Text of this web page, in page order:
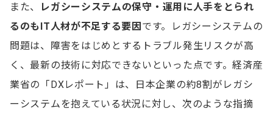
デメリット
IT人材の確保に関するよくある質問
Q.なぜIT人材は不足している？
Q.IT人材を確保するにはどうすればいい？
また、
レガシーシステムの保守・運用に人手をとられ
るのもIT人材が不足する要因 です。レガシーシステムの
問題は、障害をはじめとするトラブル発生リスクが高
く、最新の技術に対応できないといった点です。経済産
業省の「DXレポート」は、日本企業の約8割がレガシ
ーシステムを抱えている状況に対し、次のような指摘